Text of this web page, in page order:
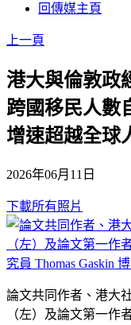
回傳媒主頁
上一頁
港大與倫敦
跨國移民人數
增速超越全球
2026年06月11日
下載所有照片
論文共同作者、港大
（左）及論文第一作